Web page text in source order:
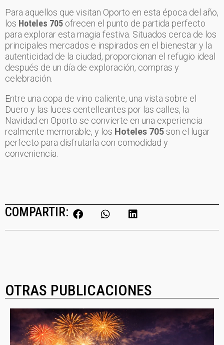
Para aquellos que visitan Oporto en esta época del año,
los Hoteles 705 ofrecen el punto de partida perfecto
para explorar esta magia festiva. Situados cerca de los
principales mercados e inspirados en el bienestar y la
autenticidad de la ciudad, proporcionan el refugio ideal
después de un día de exploración, compras y
celebración.
Entre una copa de vino caliente, una vista sobre el
Duero y las luces centelleantes por las calles, la
Navidad en Oporto se convierte en una experiencia
realmente memorable, y los Hoteles 705son el lugar
perfecto para disfrutarla con comodidad y
conveniencia.
COMPARTIR:
OTRAS PUBLICACIONES